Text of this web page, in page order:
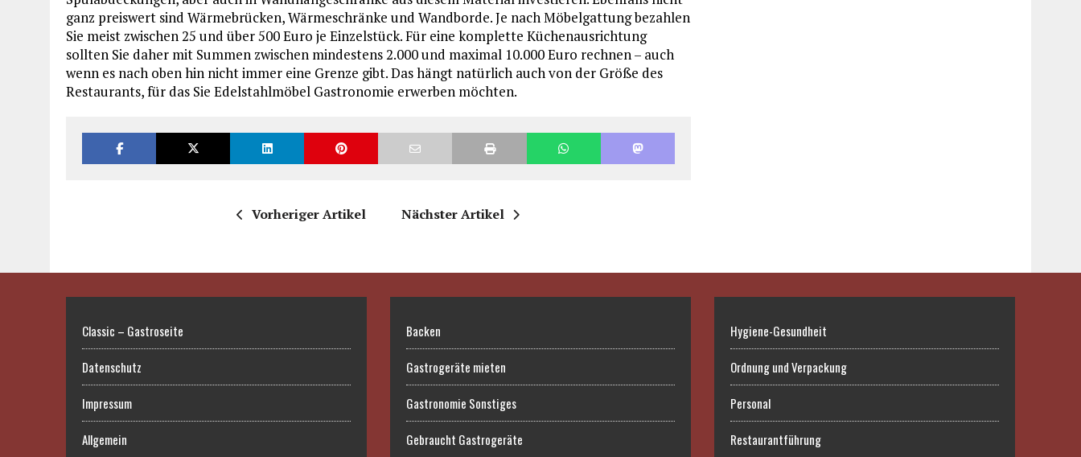
ganz preiswert sind Wärmebrücken, Wärmeschränke und Wandborde. Je nach Möbelgattung bezahlen
Sie meist zwischen 25 und über 500 Euro je Einzelstück. Für eine komplette Küchenausrichtung
sollten Sie daher mit Summen zwischen mindestens 2.000 und maximal 10.000 Euro rechnen – auch
wenn es nach oben hin nicht immer eine Grenze gibt. Das hängt natürlich auch von der Größe des
Restaurants, für das Sie Edelstahlmöbel Gastronomie erwerben möchten.
Vorheriger Artikel Nächster Artikel
Classic – Gastroseite
Datenschutz
Impressum
Allgemein
Backen
Gastrogeräte mieten
Gastronomie Sonstiges
Gebraucht Gastrogeräte
Hygiene-Gesundheit
Ordnung und Verpackung
Personal
Restaurantführung